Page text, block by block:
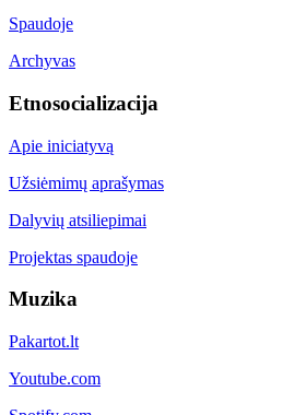
Spaudoje
Archyvas
Etnosocializacija
Apie iniciatyvą
Užsiėmimų aprašymas
Dalyvių atsiliepimai
Projektas spaudoje
Muzika
Pakartot.lt
Youtube.com